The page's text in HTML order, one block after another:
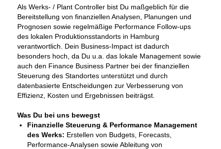
Als Werks- / Plant Controller bist Du maßgeblich für die
Bereitstellung von finanziellen Analysen, Planungen und
Prognosen sowie regelmäßige Performance Follow-ups
des lokalen Produktionsstandorts in Hamburg
verantwortlich. Dein Business-Impact ist dadurch
besonders hoch, da Du u.a. das lokale Management sowie
auch den Finance Business Partner bei der finanziellen
Steuerung des Standortes unterstützt und durch
datenbasierte Entscheidungen zur Verbesserung von
Effizienz, Kosten und Ergebnissen beiträgst.
Was Du bei uns bewegst
Finanzielle Steuerung & Performance Management
des Werks: Erstellen von Budgets, Forecasts,
Performance‑Analysen sowie Ableitung von